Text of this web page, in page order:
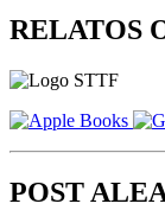
RELATOS
POST